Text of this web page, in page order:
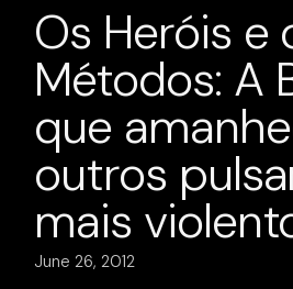
Os Heróis e
Métodos: A
que
outros
mais
June 26, 2012